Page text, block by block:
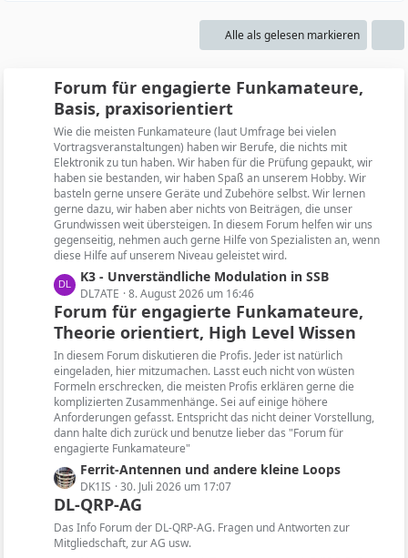
Alle als gelesen markieren
Forum für engagierte Funkamateure,
Basis, praxisorientiert
Wie die meisten Funkamateure (laut Umfrage bei vielen
Vortragsveranstaltungen) haben wir Berufe, die nichts mit
Elektronik zu tun haben. Wir haben für die Prüfung gepaukt, wir
haben sie bestanden, wir haben Spaß an unserem Hobby. Wir
basteln gerne unsere Geräte und Zubehöre selbst. Wir lernen
gerne dazu, wir haben aber nichts von Beiträgen, die unser
Grundwissen weit übersteigen. In diesem Forum helfen wir uns
gegenseitig, nehmen auch gerne Hilfe von Spezialisten an, wenn
diese Hilfe auf unserem Niveau geleistet wird.
L
e
t
z
t
e
B
e
i
t
r
ä
g
e
K3 - Unverständliche Modulation in SSB
DL7ATE 8. August 2026 um 16:46
Forum für engagierte Funkamateure,
Theorie orientiert, High Level Wissen
In diesem Forum diskutieren die Profis. Jeder ist natürlich
eingeladen, hier mitzumachen. Lasst euch nicht von wüsten
Formeln erschrecken, die meisten Profis erklären gerne die
komplizierten Zusammenhänge. Sei auf einige höhere
Anforderungen gefasst. Entspricht das nicht deiner Vorstellung,
dann halte dich zurück und benutze lieber das "Forum für
engagierte Funkamateure"
L
e
t
z
t
Ferrit-Antennen und andere kleine Loops
DK1IS 30. Juli 2026 um 17:07
DL-QRP-AG
Das Info Forum der DL-QRP-AG. Fragen und Antworten zur
Mitgliedschaft, zur AG usw.